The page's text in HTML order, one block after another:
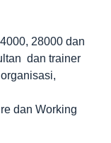
28000 dan
dan trainer
dan Working